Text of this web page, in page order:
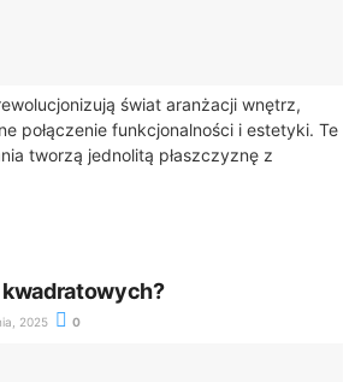
świat aranżacji wnętrz,
połączenie funkcjonalności i estetyki. Te
tworzą jednolitą płaszczyznę z
elementy
się minimalistycznym designem,
kwadratowych?
2025 0